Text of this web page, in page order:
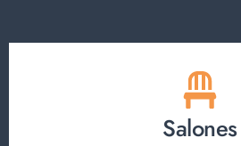
Salones